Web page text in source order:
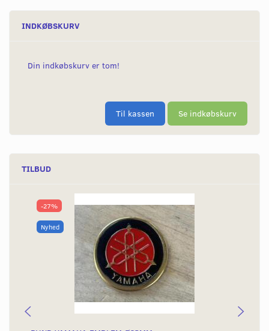
INDKØBSKURV
Din indkøbskurv er tom!
Til kassen Se indkøbskurv
TILBUD
-27%
Nyhed